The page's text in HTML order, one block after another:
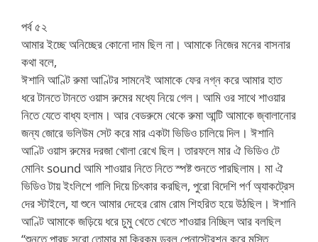
পর্ব ৫২
আমার ইচ্ছে অনিচ্ছের কোনো দাম ছিল না। আমাকে নিজের মনের বাসনার
কথা বলে,
ঈশানি আণ্টি রুমা আণ্টির সামনেই আমাকে ফের নগ্ন করে আমার হাত
ধরে টানতে টানতে ওয়াস রুমের মধ্যে নিয়ে গেল। আমি ওর সাথে শাওয়ার
নিতে যেতে বাধ্য হলাম। আর বেডরুমে থেকে রুমা আন্টি আমাকে জ্বালানোর
জন্য জোরে ভলিউম সেট করে মার একটা ভিডিও চালিয়ে দিল। ঈশানি
আণ্টি ওয়াস রুমের দরজা খোলা রেখে ছিল। তারফলে মার ঐ ভিডিও টে
মোনিং sound আমি শাওয়ার নিতে নিতে স্পষ্ট শুনতে পারছিলাম। মা ঐ
ভিডিও টায় ইংলিশে গালি দিয়ে চিৎকার করছিল, পুরো বিদেশি পর্ণ অ্যাকট্রেস
দের স্টাইলে, যা শুনে আমার দেহের রোম রোম শিহরিত হয়ে উঠছিল। ঈশানি
আণ্টি আমাকে জড়িয়ে ধরে চুমু খেতে খেতে শাওয়ার নিচ্ছিল আর বলছিল